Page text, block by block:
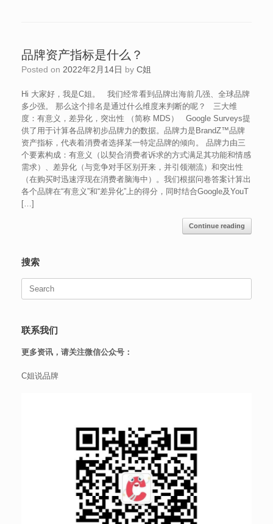
品牌资产指标是什么？
Posted on 2022年2月14日 by C姐
Hi 大家好，我是C姐。 我们经常看到品牌出海前几强、全球品牌
多少强。 那么这个排名是通过什么维度来判断的呢？ 三大维
度：有意义，差异化，突出性 （简称 MDS） Google Surveys提
供了用于计算各品牌初步品牌力的数据。品牌力是BrandZ™品牌
资产指标，代表着消费者选择某一特定品牌的倾向。 品牌力由三
个要素构成：有意义（以契合消费者诉求的方式满足其功能和情感
需求）、差异化（与竞争对手区别开来，并引领潮流）和突出性
（在购买时迅速浮现在消费者脑海中）。我们根据问卷答案计算出
各个品牌在“有意义”和“差异化”上的得分，同时结合Google及YouT
[…]
Continue reading
搜索
Search
联系我们
更多资讯，请关注微信公众号：
C姐说品牌